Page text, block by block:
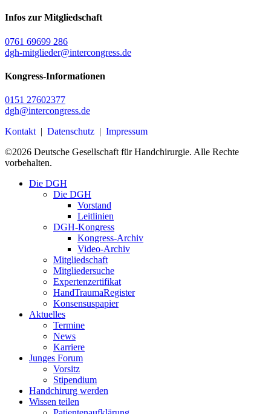
Infos zur Mitgliedschaft
0761 69699 286
dgh-mitglieder@intercongress.de
Kongress-Informationen
0151 27602377
dgh@intercongress.de
Kontakt | Datenschutz | Impressum
©2026 Deutsche Gesellschaft für Handchirurgie. Alle Rechte
vorbehalten.
Close
Die DGH
Die DGH
Vorstand
Leitlinien
DGH-Kongress
Kongress-Archiv
Video-Archiv
Mitgliedschaft
Mitgliedersuche
Expertenzertifikat
HandTraumaRegister
Konsensuspapier
Aktuelles
Termine
News
Karriere
Junges Forum
Vorsitz
Stipendium
Handchirurg werden
Wissen teilen